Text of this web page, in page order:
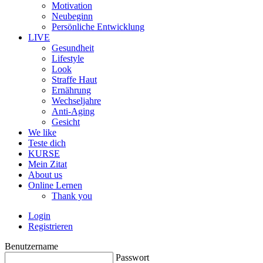
Motivation
Neubeginn
Persönliche Entwicklung
LIVE
Gesundheit
Lifestyle
Look
Straffe Haut
Ernährung
Wechseljahre
Anti-Aging
Gesicht
We like
Teste dich
KURSE
Mein Zitat
About us
Online Lernen
Thank you
Login
Registrieren
Benutzername
Passwort